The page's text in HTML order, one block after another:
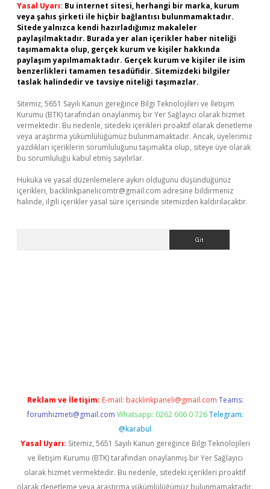
Yasal Uyarı: Bu internet sitesi, herhangi bir marka, kurum
veya şahıs şirketi ile hiçbir bağlantısı bulunmamaktadır.
Sitede yalnızca kendi hazırladığımız makaleler
paylaşılmaktadır. Burada yer alan içerikler haber niteliği
taşımamakta olup, gerçek kurum ve kişiler hakkında
paylaşım yapılmamaktadır. Gerçek kurum ve kişiler ile isim
benzerlikleri tamamen tesadüfidir. Sitemizdeki bilgiler
taslak halindedir ve tavsiye niteliği taşımazlar.
Sitemiz, 5651 Sayılı Kanun gereğince Bilgi Teknolojileri ve İletişim
Kurumu (BTK) tarafından onaylanmış bir Yer Sağlayıcı olarak hizmet
vermektedir. Bu nedenle, sitedeki içerikleri proaktif olarak denetleme
veya araştırma yükümlülüğümüz bulunmamaktadır. Ancak, üyelerimiz
yazdıkları içeriklerin sorumluluğunu taşımakta olup, siteye üye olarak
bu sorumluluğu kabul etmiş sayılırlar.
Hukuka ve yasal düzenlemelere aykırı olduğunu düşündüğünüz
içerikleri, backlinkpanelicomtr@gmail.com adresine bildirmeniz
halinde, ilgili içerikler yasal süre içerisinde sitemizden kaldırılacaktır.
Reklam ve İletişim: E-mail: backlinkpaneli@gmail.com Teams:
forumhizmeti@gmail.com Whatsapp: 0262 606 0 726 Telegram:
@karabul
Yasal Uyarı: Sitemiz, 5651 Sayılı Kanun gereğince Bilgi Teknolojileri
ve İletişim Kurumu (BTK) tarafından onaylanmış bir Yer Sağlayıcı
olarak hizmet vermektedir. Bu nedenle, sitedeki içerikleri proaktif
olarak denetleme veya araştırma yükümlülüğümüz bulunmamaktadır.